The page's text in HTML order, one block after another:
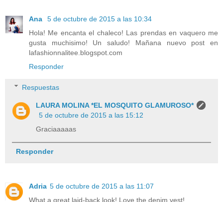
Ana
5 de octubre de 2015 a las 10:34
Hola! Me encanta el chaleco! Las prendas en vaquero me
gusta muchisimo! Un saludo! Mañana nuevo post en
lafashionnalitee.blogspot.com
Responder
Respuestas
LAURA MOLINA *EL MOSQUITO GLAMUROSO*
5 de octubre de 2015 a las 15:12
Graciaaaaas
Responder
Adria 5 de octubre de 2015 a las 11:07
What a great laid-back look! Love the denim vest!